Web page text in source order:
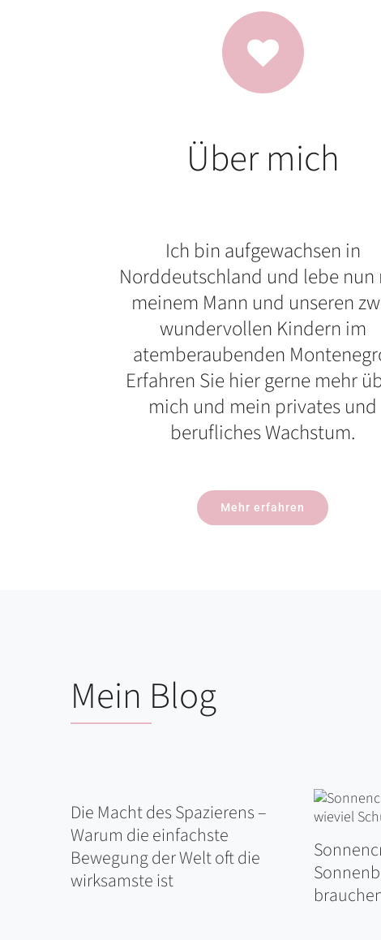
Über mich
Ich bin aufgewachsen in
Norddeutschland und lebe
meinem Mann und unseren
wundervollen Kindern im
atemberaubenden
Erfahren Sie hier gerne mehr
mich und mein privates und
berufliches Wachstum.
Mehr erfahren
Mein Blog
Die Macht des Spazierens –
Warum die einfachste
Bewegung der Welt oft die
wirksamste ist